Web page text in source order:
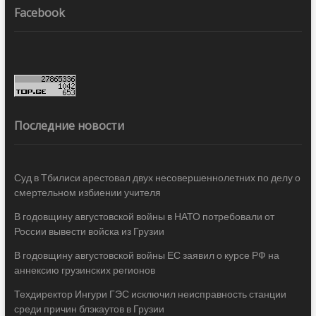
Facebook
Последние новости
Суд в Тбилиси арестовал двух несовершеннолетних по делу о
смертельном избиении учителя
В годовщину августовской войны в НАТО потребовали от
России вывести войска из Грузии
В годовщину августовской войны ЕС заявил о курсе РФ на
аннексию грузинских регионов
Техдиректор Ингури ГЭС исключил неисправность станции
среди причин блэкаутов в Грузии